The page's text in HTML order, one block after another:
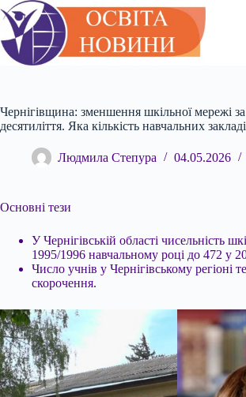
Перейти
до
вмісту
Чернігівщина: зменшення шкільної мережі
десятиліття. Яка кількість навчальних
Людмила Степура 04.05.2026
Основні тези
У Чернігівській області чисельність
1995/1996 навчальному році до 472 у
Число учнів у Чернігівському регіоні
скорочення.